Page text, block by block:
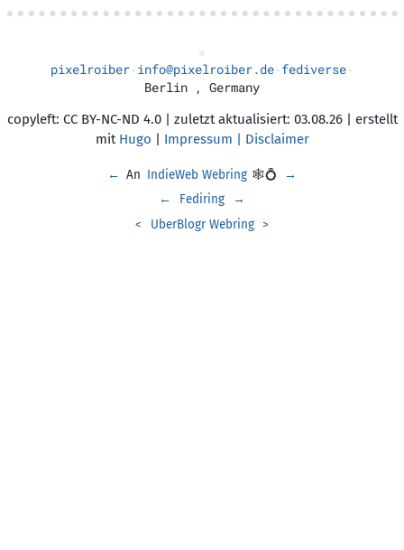
pixelroiber· info@pixelroiber.de· fediverse·
Berlin , Germany
copyleft: CC BY-NC-ND 4.0 | zuletzt aktualisiert: 03.08.26 | erstellt
mit Hugo | Impressum | Disclaimer
← An IndieWeb Webring 🕸💍
→
←
Fediring
→
<
UberBlogr Webring >